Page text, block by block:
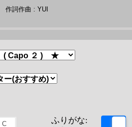
作詞作曲 : YUI
ふりがな: